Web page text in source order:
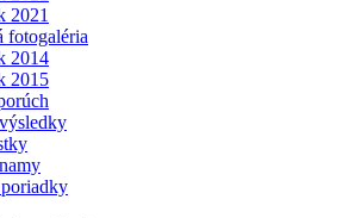
2021
fotogaléria
2014
2015